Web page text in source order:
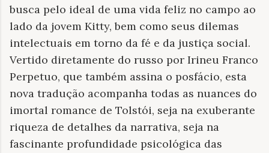
busca pelo ideal de uma vida feliz no campo ao
lado da jovem Kitty, bem como seus dilemas
intelectuais em torno da fé e da justiça social.
Vertido diretamente do russo por Irineu Franco
Perpetuo, que também assina o posfácio, esta
nova tradução acompanha todas as nuances do
imortal romance de Tolstói, seja na exuberante
riqueza de detalhes da narrativa, seja na
fascinante profundidade psicológica das